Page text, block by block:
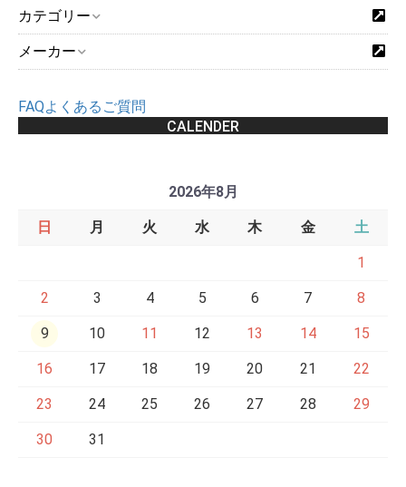
カテゴリー
メーカー
FAQよくあるご質問
CALENDER
2026年8月
日 月 火 水 木 金 土
1
2 3 4 5 6 7 8
9 10 11 12 13 14 15
16 17 18 19 20 21 22
23 24 25 26 27 28 29
30 31